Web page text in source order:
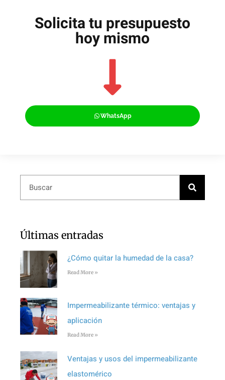
Solicita tu presupuesto
hoy mismo
WhatsApp
Últimas entradas
¿Cómo quitar la humedad de la casa?
Read More »
Impermeabilizante térmico: ventajas y
aplicación
Read More »
Ventajas y usos del impermeabilizante
elastomérico